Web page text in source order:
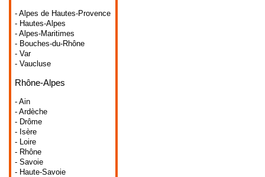
- Alpes de Hautes-Provence
- Hautes-Alpes
- Alpes-Maritimes
- Bouches-du-Rhône
- Var
- Vaucluse
Rhône-Alpes
- Ain
- Ardèche
- Drôme
- Isère
- Loire
- Rhône
- Savoie
- Haute-Savoie